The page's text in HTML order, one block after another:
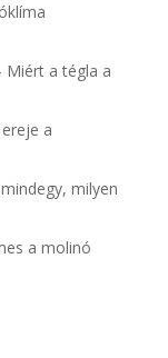
Miért a tégla a
a
milyen
a molinó